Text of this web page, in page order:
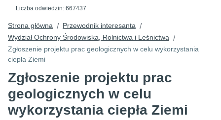
Liczba odwiedzin: 667437
Strona główna / Przewodnik interesanta /
Wydział Ochrony Środowiska, Rolnictwa i Leśnictwa /
Zgłoszenie projektu prac geologicznych w celu wykorzystania
ciepła Ziemi
Zgłoszenie projektu prac
geologicznych w celu
wykorzystania ciepła Ziemi